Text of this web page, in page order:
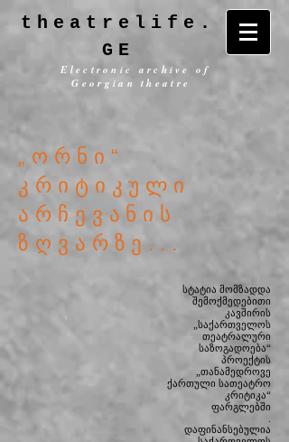
theatrelife.
GE
Electronic archive of
Georgian theatre
„ორნი“
კრიტიკული
არჩევანის
ზღვარზე...
სტატია მომზადდა
შემოქმედებითი
კავშირის
„საქართველოს
თეატრალური
საზოგადოება“
პროექტის
„თანამედროვე
ქართული სათეატრო
კრიტიკა“
ფარგლებში
დაფინანსებულია